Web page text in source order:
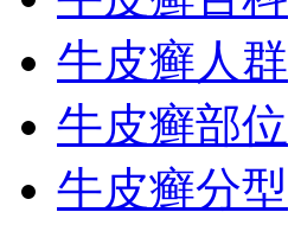
牛皮癣人群
牛皮癣部位
牛皮癣分型